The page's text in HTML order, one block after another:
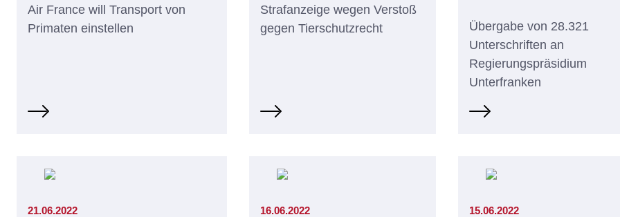
Air France will Transport von
Primaten einstellen
Strafanzeige wegen Verstoß
gegen Tierschutzrecht
Übergabe von 28.321
Unterschriften an
Regierungspräsidium
Unterfranken
21.06.2022 16.06.2022 15.06.2022